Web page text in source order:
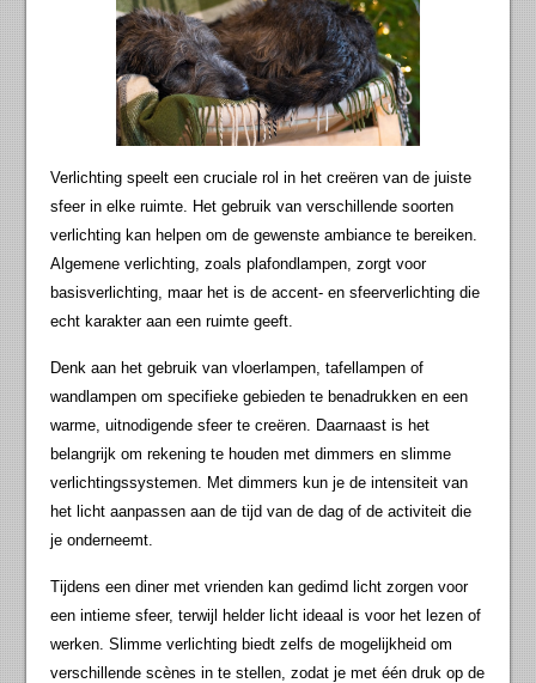
Verlichting speelt een cruciale rol in het creëren van de juiste
sfeer in elke ruimte. Het gebruik van verschillende soorten
verlichting kan helpen om de gewenste ambiance te bereiken.
Algemene verlichting, zoals plafondlampen, zorgt voor
basisverlichting, maar het is de accent- en sfeerverlichting die
echt karakter aan een ruimte geeft.
Denk aan het gebruik van vloerlampen, tafellampen of
wandlampen om specifieke gebieden te benadrukken en een
warme, uitnodigende sfeer te creëren. Daarnaast is het
belangrijk om rekening te houden met dimmers en slimme
verlichtingssystemen. Met dimmers kun je de intensiteit van
het licht aanpassen aan de tijd van de dag of de activiteit die
je onderneemt.
Tijdens een diner met vrienden kan gedimd licht zorgen voor
een intieme sfeer, terwijl helder licht ideaal is voor het lezen of
werken. Slimme verlichting biedt zelfs de mogelijkheid om
verschillende scènes in te stellen, zodat je met één druk op de